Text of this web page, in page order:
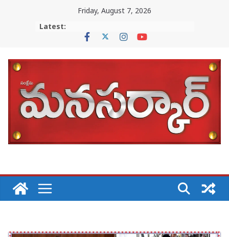
Friday, August 7, 2026
Latest: